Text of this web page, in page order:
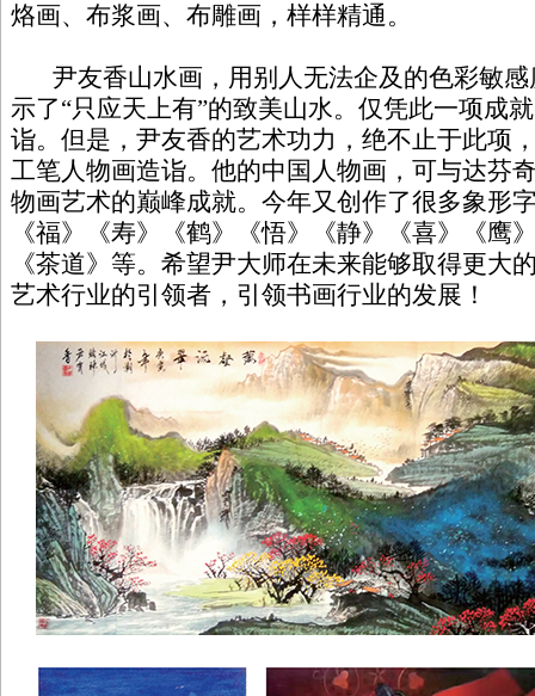
烙画、布浆画、布雕画，样样精通。
尹友香山水画，用别人无法企及的色彩敏感
示了“只应天上有”的致美山水。仅凭此一项成
诣。但是，尹友香的艺术功力，绝不止于此项
工笔人物画造诣。他的中国人物画，可与达芬
物画艺术的巅峰成就。今年又创作了很多象形
《福》《寿》《鹤》《悟》《静》《喜》《鹰
《茶道》等。希望尹大师在未来能够取得更大
艺术行业的引领者，引领书画行业的发展！